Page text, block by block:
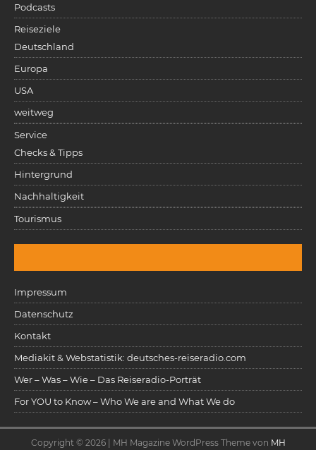
Podcasts
Reiseziele
Deutschland
Europa
USA
weitweg
Service
Checks & Tipps
Hintergrund
Nachhaltigkeit
Tourismus
Impressum
Datenschutz
Kontakt
Mediakit & Webstatistik: deutsches-reiseradio.com
Wer – Was – Wie – Das Reiseradio-Porträt
For YOU to Know – Who We are and What We do
Copyright © 2026 | MH Magazine WordPress Theme von MH